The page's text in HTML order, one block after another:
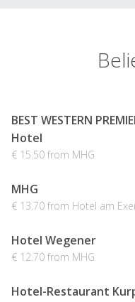
BEST WESTERN
Hotel
€ 15.50 from MHG
MHG
€ 13.70 from Hotel am
Hotel Wegener
€ 12.70 from MHG
Hotel-Restaurant